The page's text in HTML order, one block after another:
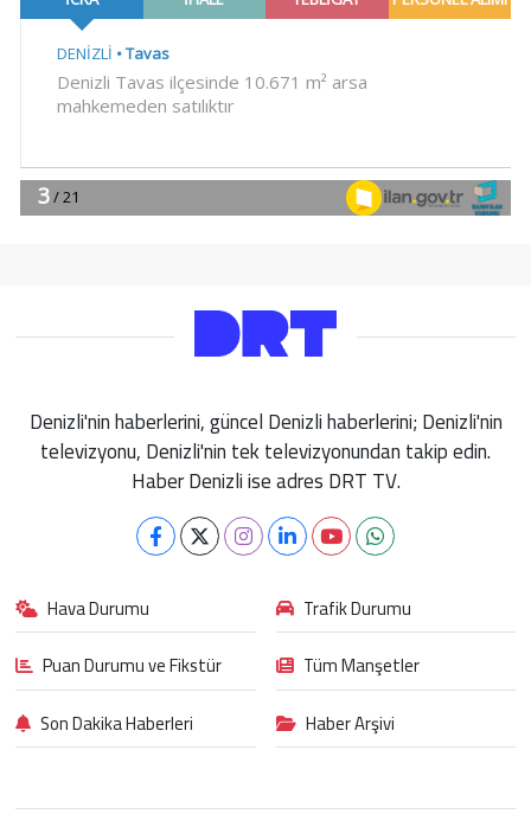
Denizli'nin haberlerini, güncel Denizli haberlerini; Denizli'nin
televizyonu, Denizli'nin tek televizyonundan takip edin.
Haber Denizli ise adres DRT TV.
Hava Durumu
Trafik Durumu
Puan Durumu ve Fikstür
Tüm Manşetler
Son Dakika Haberleri
Haber Arşivi